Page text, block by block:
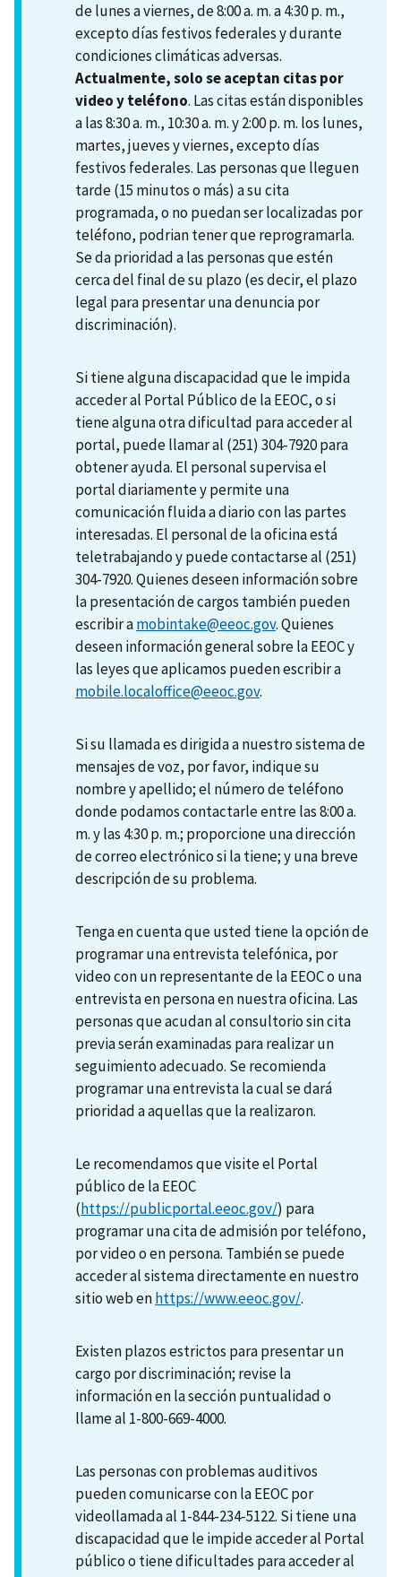
de lunes a viernes, de 8:00 a. m. a 4:30 p. m.,
excepto días festivos federales y durante
condiciones climáticas adversas.
Actualmente, solo se aceptan citas por
video y teléfono. Las citas están disponibles
a las 8:30 a. m., 10:30 a. m. y 2:00 p. m. los lunes,
martes, jueves y viernes, excepto días
festivos federales. Las personas que lleguen
tarde (15 minutos o más) a su cita
programada, o no puedan ser localizadas por
teléfono, podrian tener que reprogramarla.
Se da prioridad a las personas que estén
cerca del final de su plazo (es decir, el plazo
legal para presentar una denuncia por
discriminación).
Si tiene alguna discapacidad que le impida
acceder al Portal Público de la EEOC, o si
tiene alguna otra dificultad para acceder al
portal, puede llamar al (251) 304-7920 para
obtener ayuda. El personal supervisa el
portal diariamente y permite una
comunicación fluida a diario con las partes
interesadas. El personal de la oficina está
teletrabajando y puede contactarse al (251)
304-7920. Quienes deseen información sobre
la presentación de cargos también pueden
escribir amobintake@eeoc.gov. Quienes
deseen información general sobre la EEOC y
las leyes que aplicamos pueden escribir a
mobile.localoffice@eeoc.gov.
Si su llamada es dirigida a nuestro sistema de
mensajes de voz, por favor, indique su
nombre y apellido; el número de teléfono
donde podamos contactarle entre las 8:00 a.
m. y las 4:30 p. m.; proporcione una dirección
de correo electrónico si la tiene; y una breve
descripción de su problema.
Tenga en cuenta que usted tiene la opción de
programar una entrevista telefónica, por
video con un representante de la EEOC o una
entrevista en persona en nuestra oficina. Las
personas que acudan al consultorio sin cita
previa serán examinadas para realizar un
seguimiento adecuado. Se recomienda
programar una entrevista la cual se dará
prioridad a aquellas que la realizaron.
Le recomendamos que visite el Portal
público de la EEOC
(https://publicportal.eeoc.gov/) para
programar una cita de admisión por teléfono,
por video o en persona. También se puede
acceder al sistema directamente en nuestro
sitio web enhttps://www.eeoc.gov/.
Existen plazos estrictos para presentar un
cargo por discriminación; revise la
información en la sección puntualidad o
llame al 1-800-669-4000.
Las personas con problemas auditivos
pueden comunicarse con la EEOC por
videollamada al 1-844-234-5122. Si tiene una
discapacidad que le impide acceder al Portal
público o tiene dificultades para acceder al